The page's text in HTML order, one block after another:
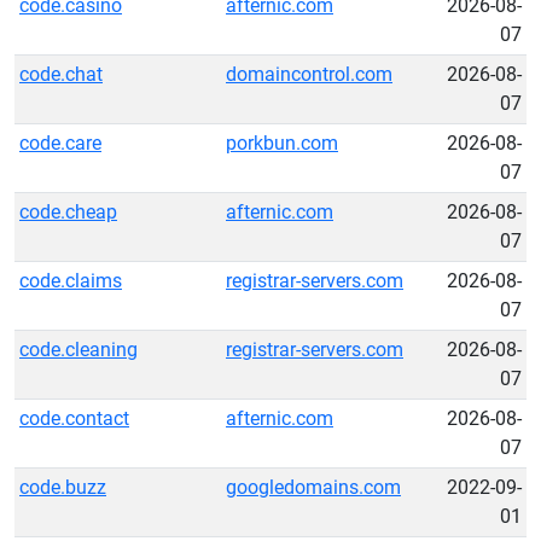
code.casino afternic.com
2026-08-
07
code.chat
domaincontrol.com
2026-08-
07
code.care
porkbun.com
2026-08-
07
code.cheap
afternic.com
2026-08-
07
code.claims
registrar-servers.com
2026-08-
07
code.cleaning
registrar-servers.com
2026-08-
07
code.contact
afternic.com
2026-08-
07
code.buzz
googledomains.com
2022-09-
01